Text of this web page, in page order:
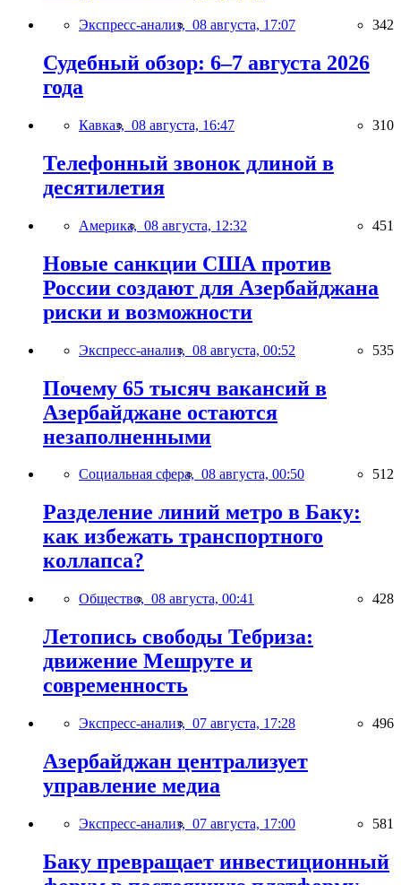
Экспресс-анализ, 08 августа, 17:07 342
Судебный обзор: 6–7 августа 2026
года
Кавказ, 08 августа, 16:47 310
Телефонный звонок длиной в
десятилетия
Америка, 08 августа, 12:32 451
Новые санкции США против
России создают для Азербайджана
риски и возможности
Экспресс-анализ, 08 августа, 00:52 535
Почему 65 тысяч вакансий в
Азербайджане остаются
незаполненными
Социальная сфера, 08 августа, 00:50 512
Разделение линий метро в Баку:
как избежать транспортного
коллапса?
Общество, 08 августа, 00:41 428
Летопись свободы Тебриза:
движение Мешруте и
современность
Экспресс-анализ, 07 августа, 17:28 496
Азербайджан централизует
управление медиа
Экспресс-анализ, 07 августа, 17:00 581
Баку превращает инвестиционный